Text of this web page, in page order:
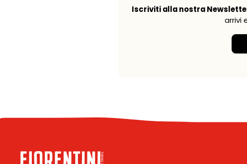
Iscriviti alla nostra
arrivi